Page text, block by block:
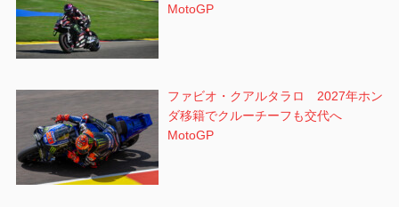
MotoGP
ファビオ・クアルタラロ 2027年ホン
ダ移籍でクルーチーフも交代へ
MotoGP